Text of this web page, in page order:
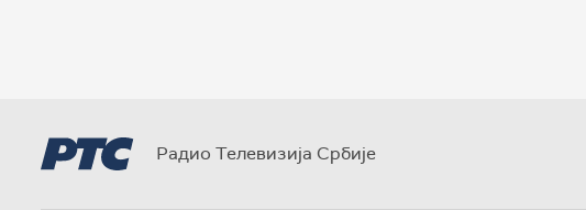
Радио Телевизија Србије